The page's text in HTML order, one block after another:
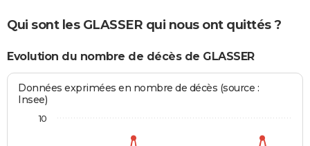
Qui sont les GLASSER qui nous ont quittés ?
Evolution du nombre de décès de GLASSER
Données exprimées en nombre de décès (source :
Insee)
10